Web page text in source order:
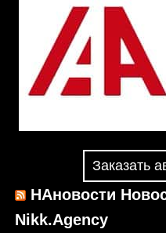
Заказать
НАновости
Nikk.Agency